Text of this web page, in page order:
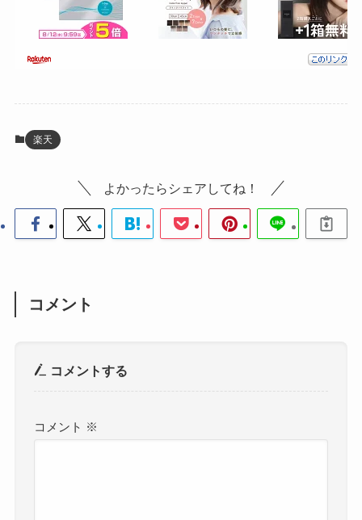
楽天
よかったらシェアしてね！
コメント
コメントする
コメント ※